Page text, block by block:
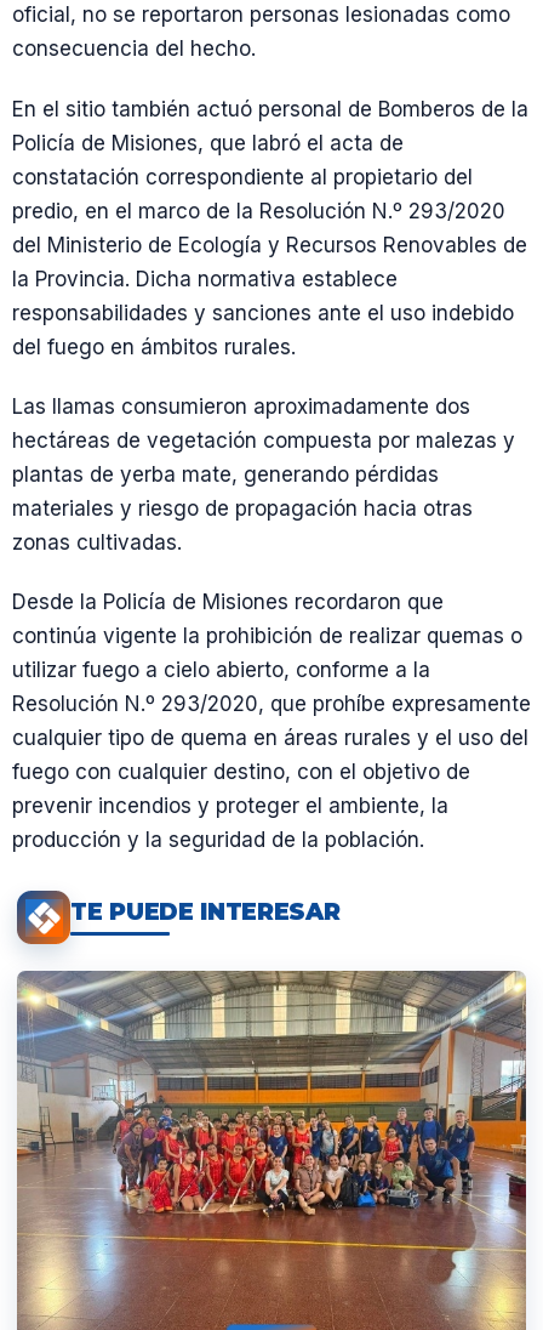
oficial, no se reportaron personas lesionadas como
consecuencia del hecho.
En el sitio también actuó personal de Bomberos de la
Policía de Misiones, que labró el acta de
constatación correspondiente al propietario del
predio, en el marco de la Resolución N.º 293/2020
del Ministerio de Ecología y Recursos Renovables de
la Provincia. Dicha normativa establece
responsabilidades y sanciones ante el uso indebido
del fuego en ámbitos rurales.
Las llamas consumieron aproximadamente dos
hectáreas de vegetación compuesta por malezas y
plantas de yerba mate, generando pérdidas
materiales y riesgo de propagación hacia otras
zonas cultivadas.
Desde la Policía de Misiones recordaron que
continúa vigente la prohibición de realizar quemas o
utilizar fuego a cielo abierto, conforme a la
Resolución N.º 293/2020, que prohíbe expresamente
cualquier tipo de quema en áreas rurales y el uso del
fuego con cualquier destino, con el objetivo de
prevenir incendios y proteger el ambiente, la
producción y la seguridad de la población.
TE PUEDE INTERESAR